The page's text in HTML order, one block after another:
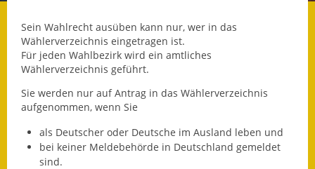
Was die Alten noch
wussten!
Informationsbroschüre
Lärmaktionsplan
Sein Wahlrecht ausüben kann nur, wer in das
Wählerverzeichnis eingetragen ist.
Für jeden Wahlbezirk wird ein amtliches
Wählerverzeichnis geführt.
Sie werden nur auf Antrag in das Wählerverzeichnis
aufgenommen, wenn Sie
als Deutscher oder Deutsche im Ausland leben und
bei keiner Meldebehörde in Deutschland gemeldet
sind.